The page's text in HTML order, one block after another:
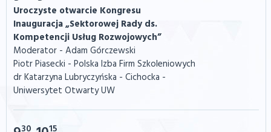
Uroczyste otwarcie Kongresu
Inauguracja „Sektorowej Rady ds.
Kompetencji Usług Rozwojowych”
Moderator - Adam Górczewski
Piotr Piasecki - Polska Izba Firm Szkoleniowych
dr Katarzyna Lubryczyńska - Cichocka -
Uniwersytet Otwarty UW
30
15